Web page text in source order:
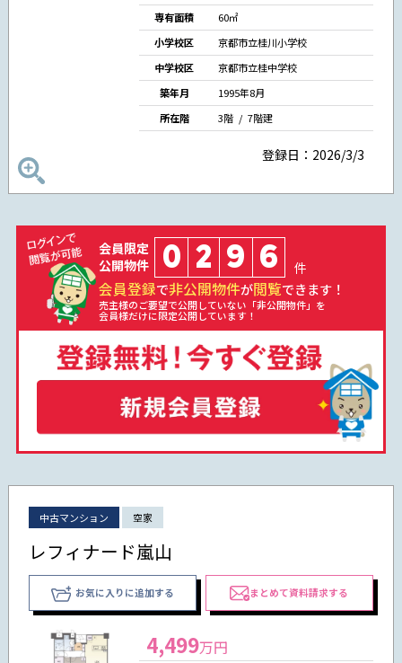
専有面積
60㎡
小学校区
京都市立桂川小学校
中学校区
京都市立桂中学校
築年月
1995年8月
所在階
3階 / 7階建
登録日：2026/3/3
会員限定
公開物件
0 2 9 6 件
会員登録で非公開物件が閲覧できます！
売主様のご要望で公開していない「非公開物件」を
会員様だけに限定公開しています！
中古マンション 空家
レフィナード嵐山
お気に入りに追加する まとめて資料請求する
4,499万円